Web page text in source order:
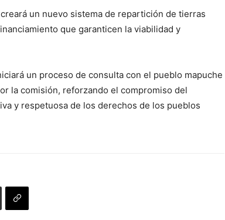
un nuevo sistema de repartición de tierras
que garanticen la viabilidad y
un proceso de consulta con el pueblo mapuche
la comisión, reforzando el compromiso del
y respetuosa de los derechos de los pueblos